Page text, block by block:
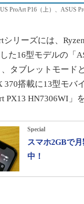
ProArt P16（上）、ASUS
リーズには、
た16型モデルの「
タブレットモード
370搭載に13型モバ
PX13 HN7306WI」
Special
スマホ2GBで
中！